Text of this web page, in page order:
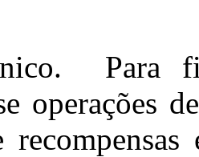
Para
operações